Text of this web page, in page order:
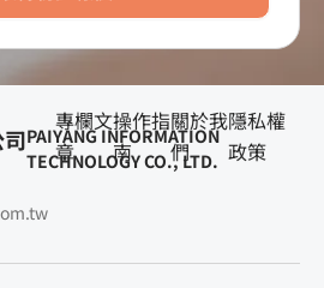
PAIYANG INFORMATION
TECHNOLOGY CO., LTD.
專欄文
章
操作指
南
關於我
們
隱私權
政策